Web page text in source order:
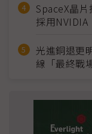
SpaceX晶
採用NVIDIA
光進銅退更
線「最終戰